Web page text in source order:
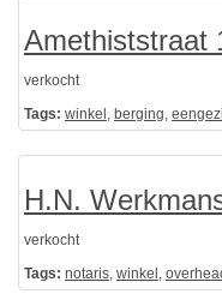
Amethiststraat
verkocht
Tags: winkel , berging,
H.N.
verkocht
Tags: notaris, winkel ,